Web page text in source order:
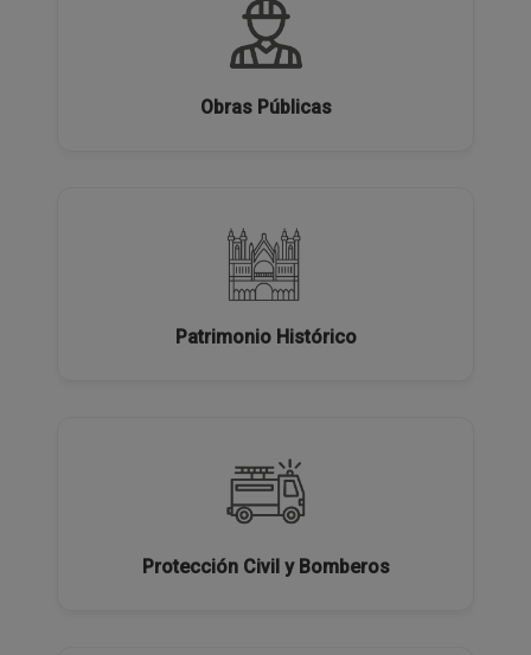
Obras Públicas
Patrimonio Histórico
Protección Civil y Bomberos